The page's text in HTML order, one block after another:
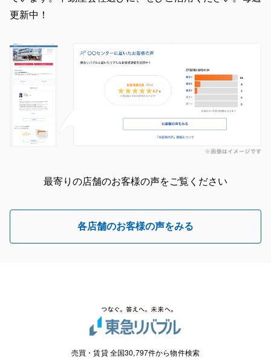
更新中！
最寄りの店舗のお客様の声をご覧ください
各店舗のお客様の声をみる
売買・賃貸 全国30,797件から物件検索